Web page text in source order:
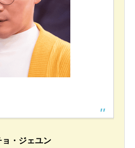
・ジェユン